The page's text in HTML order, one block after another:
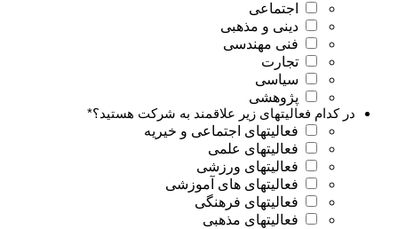
اجتماعی
دینی و مذهبی
فنی مهندسی
تجارت
سیاسی
پژوهشی
در کدام فعالیتهای زیر علاقمند به شرکت هستید؟*
فعالیتهای اجتماعی و خیریه
فعالیتهای علمی
فعالیتهای ورزشی
فعالیتهای های آموزشی
فعالیتهای فرهنگی
فعالیتهای مذهبی